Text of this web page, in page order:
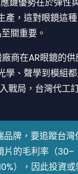
產，這對眼鏡這種
關重要。
商在AR眼鏡的供
學、聲學到模組
戰局，台灣代工
品牌，要追蹤台灣
片的毛利率（30–
），因此投資或